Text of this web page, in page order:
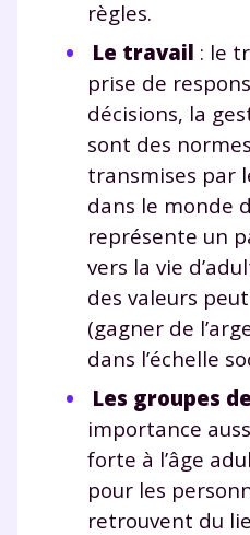
règles.
Le travail : le
prise de
décisions, la
sont des
transmises par
dans le monde
représente un
vers la vie
des valeurs
(gagner de
dans l’échelle
Les groupes
importance
forte à l’âge
pour les
retrouvent du